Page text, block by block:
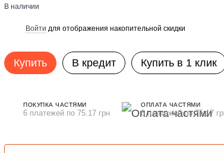
В наличии
Войти для отображения накопительной скидки
Купить В кредит Купить в 1 клик
ПОКУПКА ЧАСТЯМИ
6 платежей по 75.17 грн
ОПЛАТА ЧАСТЯМИ
6 платежей по 75.17